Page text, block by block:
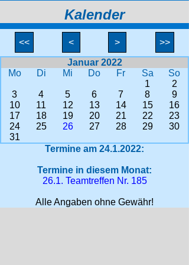
Kalender
<< < >
>>
Januar 2022
Mo
Di Mi Do Fr Sa
So
1
2
3
4 5 6 7 8
9
10
11 12 13 14 15
16
17
18 19 20 21 22
23
24
25 26 27 28 29
30
31
Termine am 24.1.2022:
Termine in diesem Monat:
26.1. Teamtreffen Nr. 185
Alle Angaben ohne Gewähr!